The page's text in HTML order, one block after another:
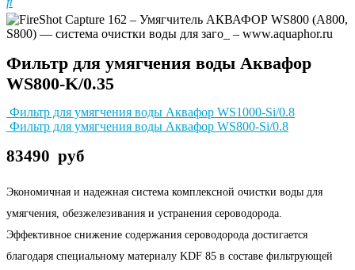
Фильтр для умягчения воды Аквафор
WS800-K/0.35
Фильтр для умягчения воды Аквафор WS1000-Si/0.8
Фильтр для умягчения воды Аквафор WS800-Si/0.8
83490 руб
Экономичная и надежная система комплексной очистки воды для
умягчения, обезжелезивания и устранения сероводорода.
Эффективное снижение содержания сероводорода достигается
благодаря специальному материалу KDF 85 в составе фильтрующей